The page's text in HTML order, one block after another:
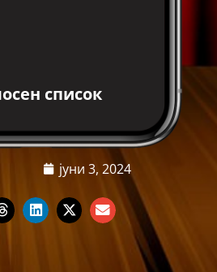
список
јуни 3, 2024